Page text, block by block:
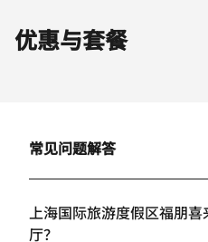
优惠与套餐
常见问题解答
上海国际旅游度假区福朋
厅？